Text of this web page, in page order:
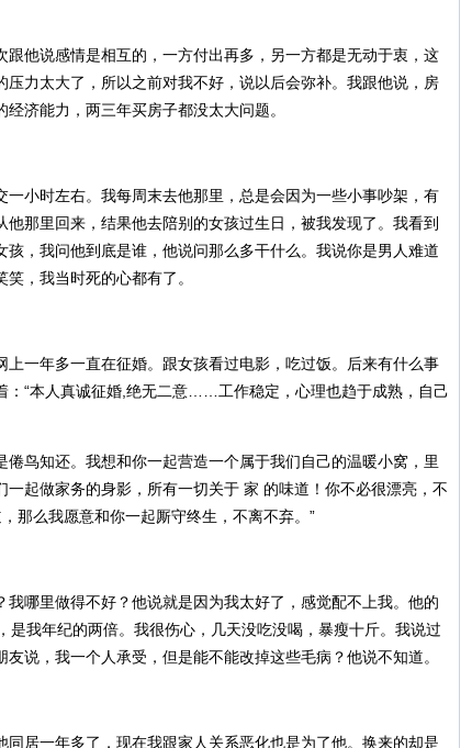
跟他说感情是相互的，一方付出再多，另一方都是无动于衷，这
压力太大了，所以之前对我不好，说以后会弥补。我跟他说，房
济能力，两三年买房子都没太大问题。
一小时左右。我每周末去他那里，总是会因为一些小事吵架，有
那里回来，结果他去陪别的女孩过生日，被我发现了。我看到
，我问他到底是谁，他说问那么多干什么。我说你是男人难道
，我当时死的心都有了。
上一年多一直在征婚。跟女孩看过电影，吃过饭。后来有什么事
：“本人真诚征婚,绝无二意……工作稳定，心理也趋于成熟，自己
鸟知还。我想和你一起营造一个属于我们自己的温暖小窝，里
起做家务的身影，所有一切关于 家 的味道！你不必很漂亮，不
那么我愿意和你一起厮守终生，不离不弃。”
哪里做得不好？他说就是因为我太好了，感觉配不上我。他的
是我年纪的两倍。我很伤心，几天没吃没喝，暴瘦十斤。我说过
说，我一个人承受，但是能不能改掉这些毛病？他说不知道。
居一年多了，现在我跟家人关系恶化也是为了他。换来的却是